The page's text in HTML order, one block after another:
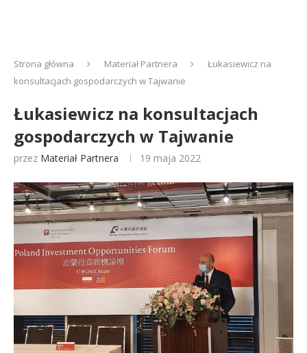
Strona główna Materiał Partnera
Łukasiewicz na
konsultacjach gospodarczych w Tajwanie
Łukasiewicz na konsultacjach
gospodarczych w Tajwanie
przez Materiał Partnera 19 maja 2022